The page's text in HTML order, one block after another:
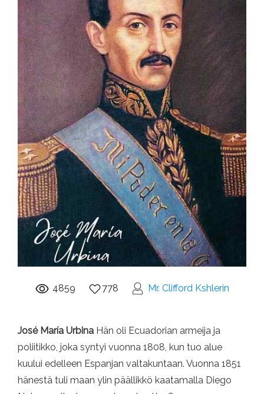
4859 778 Mr. Clifford Kshlerin
José María Urbina Hän oli Ecuadorian armeija ja
poliitikko, joka syntyi vuonna 1808, kun tuo alue
kuului edelleen Espanjan valtakuntaan. Vuonna 1851
hänestä tuli maan ylin päällikkö kaatamalla Diego